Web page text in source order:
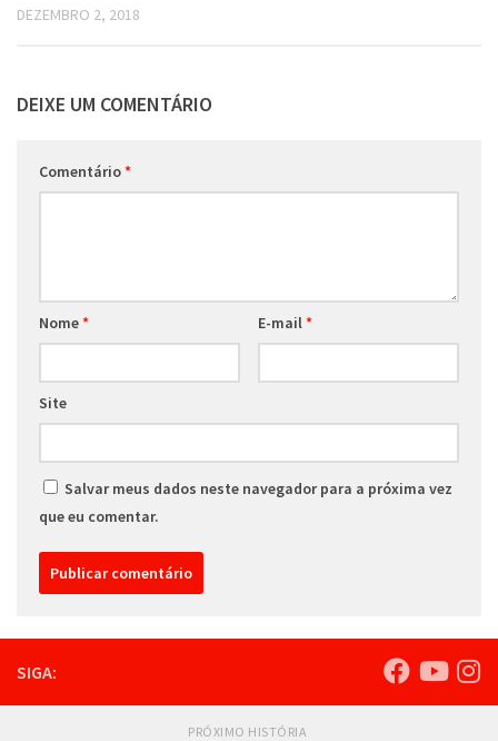
DEZEMBRO 2, 2018
DEIXE UM COMENTÁRIO
Comentário*
Nome* E-mail *
Site
Salvar meus dados neste navegador para a próxima vez
que eu comentar.
SIGA:
PRÓXIMO HISTÓRIA